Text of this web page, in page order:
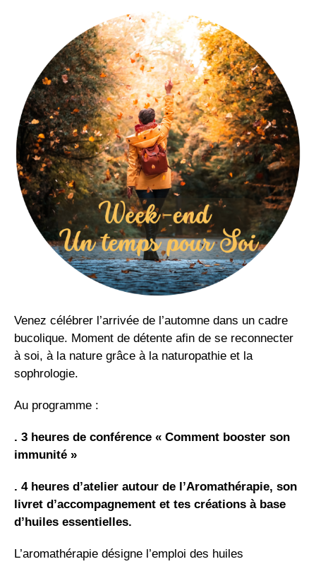
Venez célébrer l’arrivée de l’automne dans un cadre
bucolique. Moment de détente afin de se reconnecter
à soi, à la nature grâce à la naturopathie et la
sophrologie.
Au programme :
. 3 heures de conférence « Comment booster son
immunité »
. 4heures d’atelier autour de l’Aromathérapie, son
livret d’accompagnement et tes créations à base
d’huiles essentielles.
L’aromathérapie désigne l’emploi des huiles